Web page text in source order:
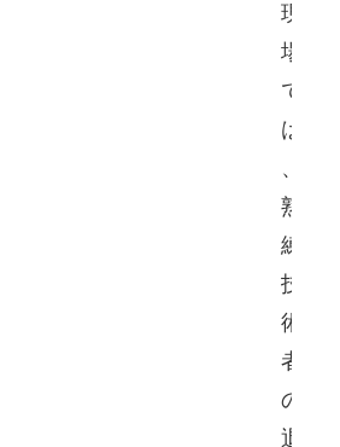
現
場
で
は
、
熟
練
技
術
者
の
退